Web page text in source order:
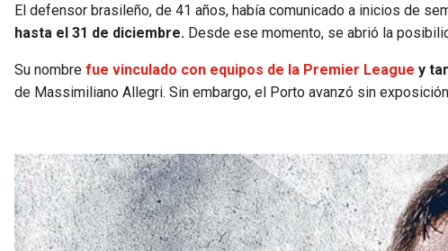
El defensor brasileño, de 41 años, había comunicado a inicios de
hasta el 31 de diciembre. Desde ese momento, se abrió la
Su nombre fue vinculado con equipos de la Premier League y
de Massimiliano Allegri. Sin embargo, el Porto avanzó sin